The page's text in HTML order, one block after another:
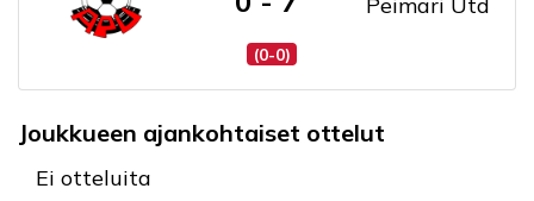
(0-0)
Joukkueen ajankohtaiset ottelut
Ei otteluita